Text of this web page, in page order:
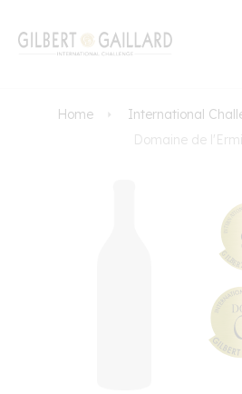
Home
International
Domaine de